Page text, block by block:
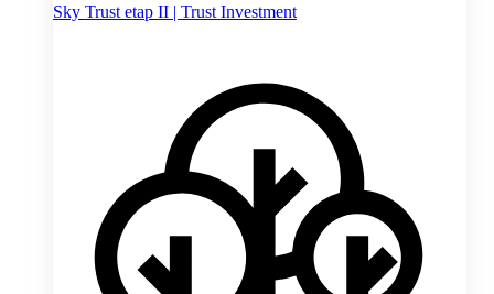
Sky Trust etap II | Trust Investment